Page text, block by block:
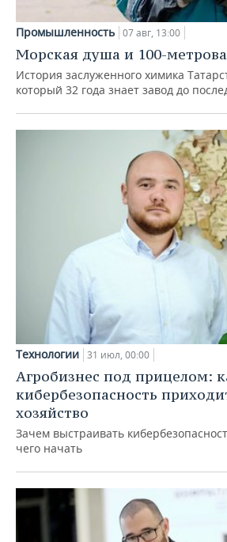
Промышленность 07 авг, 13:00
Морская душа и 100-
История заслуженного химика
который 32 года знает завод до
Технологии 31 июл, 00:00
Агробизнес под прицелом:
кибербезопасность
хозяйство
Зачем выстраивать
чего начать